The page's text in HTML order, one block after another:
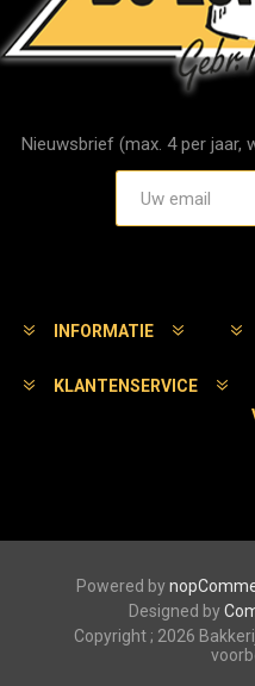
Nieuwsbrief (max. 4 per
INFORMATIE
KLANTENSERVICE
Powered by
Designed by
Copyright ; 2026